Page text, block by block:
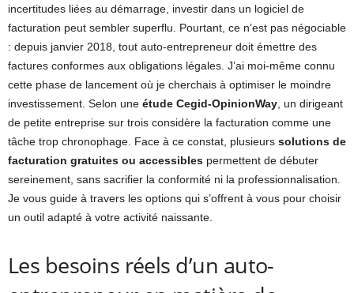
incertitudes liées au démarrage, investir dans un logiciel de
facturation peut sembler superflu. Pourtant, ce n’est pas négociable
: depuis janvier 2018, tout auto-entrepreneur doit émettre des
factures conformes aux obligations légales. J’ai moi-même connu
cette phase de lancement où je cherchais à optimiser le moindre
investissement. Selon une étude Cegid-OpinionWay , un dirigeant
de petite entreprise sur trois considère la facturation comme une
tâche trop chronophage. Face à ce constat, plusieurs solutions de
facturation gratuites ou accessibles permettent de débuter
sereinement, sans sacrifier la conformité ni la professionnalisation.
Je vous guide à travers les options qui s’offrent à vous pour choisir
un outil adapté à votre activité naissante.
Les besoins réels d’un auto-